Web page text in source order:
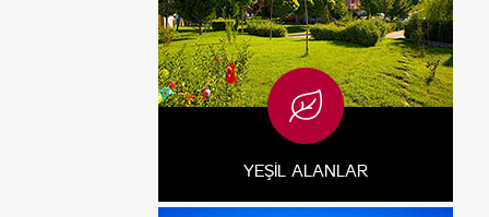
YEŞİL ALANLAR